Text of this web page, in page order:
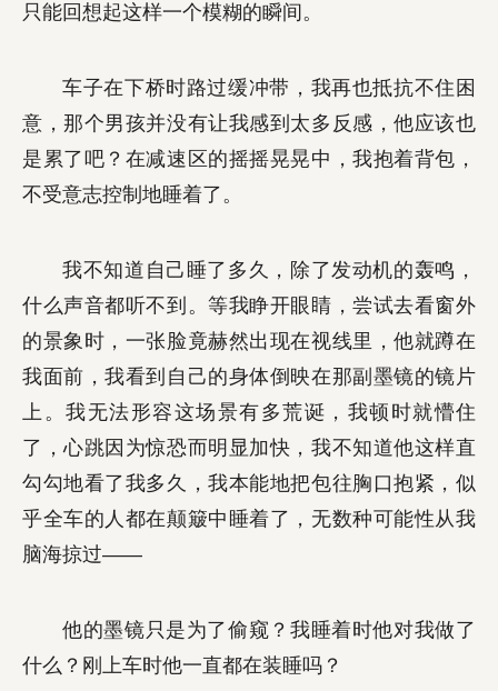
只能回想起这样一个模糊的瞬间。
车子在下桥时路过缓冲带，我再也抵抗不住困
意，那个男孩并没有让我感到太多反感，他应该也
是累了吧？在减速区的摇摇晃晃中，我抱着背包，
不受意志控制地睡着了。
我不知道自己睡了多久，除了发动机的轰鸣，
什么声音都听不到。等我睁开眼睛，尝试去看窗外
的景象时，一张脸竟赫然出现在视线里，他就蹲在
我面前，我看到自己的身体倒映在那副墨镜的镜片
上。我无法形容这场景有多荒诞，我顿时就懵住
了，心跳因为惊恐而明显加快，我不知道他这样直
勾勾地看了我多久，我本能地把包往胸口抱紧，似
乎全车的人都在颠簸中睡着了，无数种可能性从我
脑海掠过——
他的墨镜只是为了偷窥？我睡着时他对我做了
什么？刚上车时他一直都在装睡吗？